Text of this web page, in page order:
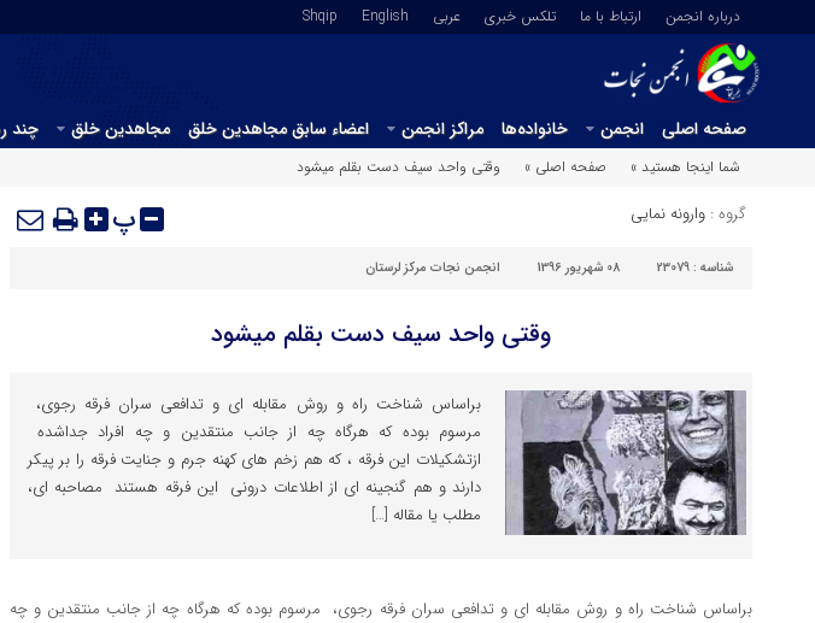
درباره انجمن ارتباط با ما تلکس خبری عربي English
Shqip
صفحه اصلی انجمن خانواده‌ها مراکز انجمن اعضاء سابق مجاهدین خلق مجاهدین خلق چند
شما اینجا هستید »
صفحه اصلی » وقتی واحد سیف دست بقلم میشود
گروه : وارونه نمایی پ
شناسه : 23079 08 شهریور 1396 انجمن نجات مرکز لرستان
وقتی واحد سیف دست بقلم میشود
براساس شناخت راه و روش مقابله ای و تدافعی سران فرقه رجوی،
مرسوم بوده که هرگاه چه از جانب منتقدین و چه افراد جداشده
ازتشکیلات این فرقه ، که هم زخم های کهنه جرم و جنایت فرقه را بر پیکر
دارند و هم گنجینه ای از اطلاعات درونی این فرقه هستند مصاحبه ای،
مطلب یا مقاله […]
براساس شناخت راه و روش مقابله ای و تدافعی سران فرقه رجوی، مرسوم بوده که هرگاه چه از جانب منتقدین و چه